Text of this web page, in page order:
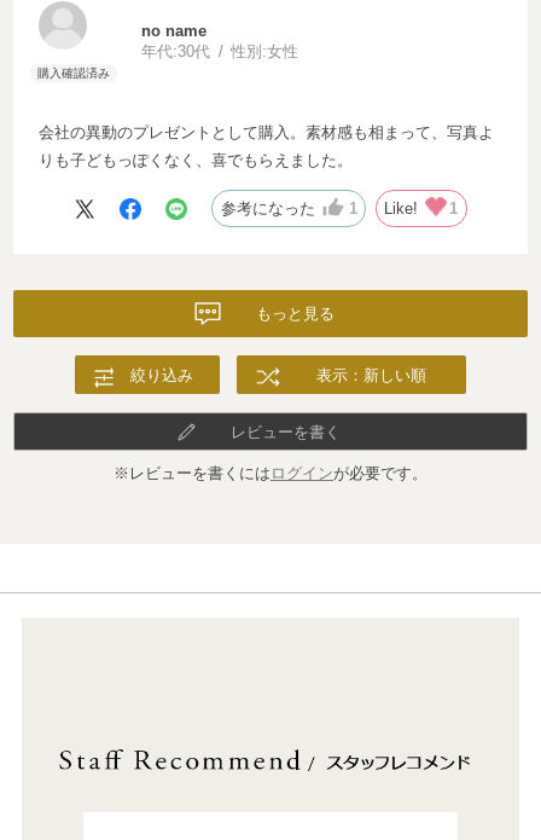
no name
年代:30代 性別:女性
会社の異動のプレゼントとして購入。素材感も相まって、写真よ
りも子どもっぽくなく、喜でもらえました。
参考になった 1 Like! 1
もっと見る
絞り込み 表示：新しい順
レビューを書く
※レビューを書くには ログインが必要です。